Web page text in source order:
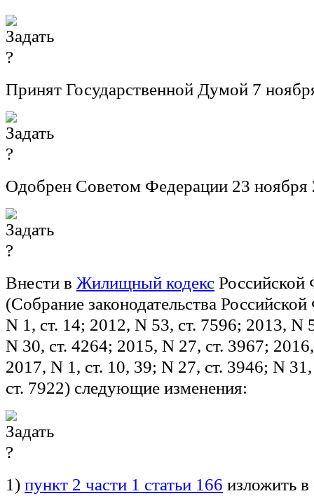
Принят Государственной Думой 7
Одобрен Советом Федерации 23 ноября
Внести в Жилищный кодекс Российской
(Собрание законодательства
N 1, ст. 14; 2012, N 53, ст. 7596; 2013, N
N 30, ст. 4264; 2015, N 27, ст. 3967;
2017, N 1, ст. 10, 39; N 27, ст. 3946; N
ст. 7922) следующие изменения:
1) пункт 2 части 1 статьи 166 изложить